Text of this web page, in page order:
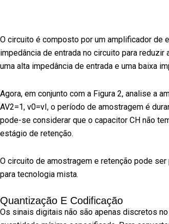
O circuito é composto por um amplificador de
impedância de entrada no circuito para
uma alta impedância de entrada e uma baixa
Agora, em conjunto com a Figura 2, analise a
AV2=1, v0=vI, o período de amostragem é
pode-se considerar que o capacitor CH não
estágio de retenção.
O circuito de amostragem e retenção pode
para tecnologia mista.
Quantização E Codificação
Os sinais digitais não são apenas discretos